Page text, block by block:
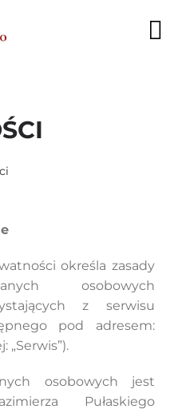
EKSPERCI
FUNDACJA
KARIERA
KONTAKT
określa zasady
osobowych
z serwisu
pod adresem:
„Serwis”).
osobowych jest
Pułaskiego